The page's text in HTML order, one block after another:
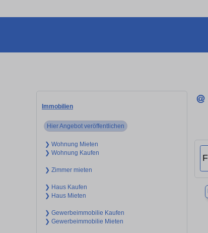
Immobilien
Hier Angebot veröffentlichen
❯ Wohnung Mieten
❯ Wohnung Kaufen
❯ Zimmer mieten
❯ Haus Kaufen
❯ Haus Mieten
❯ Gewerbeimmobilie Kaufen
❯ Gewerbeimmobilie Mieten